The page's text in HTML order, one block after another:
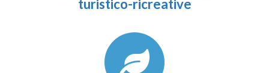
turistico-ricreative